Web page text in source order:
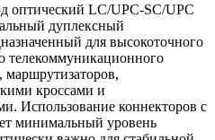
оптический LC/UPC-SC/UPC
дуплексный
для высокоточного
телекоммуникационного
маршрутизаторов,
кроссами и
Использование коннекторов с
минимальный уровень